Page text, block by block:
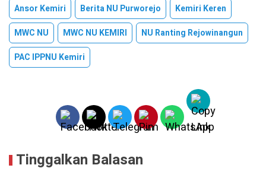
Ansor Kemiri Berita NU Purworejo
Kemiri Keren
MWC NU
MWC NU KEMIRI
NU Ranting Rejowinangun
PAC IPPNU Kemiri
Tinggalkan Balasan